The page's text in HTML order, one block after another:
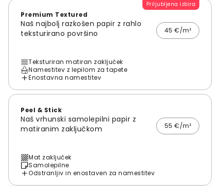
Priljubljena izbira
Premium Textured
Naš najbolj razkošen papir z rahlo
teksturirano površino
45 €/m²
Teksturiran matiran zaključek
Namestitev z lepilom za tapete
Enostavna namestitev
Peel & Stick
Naš vrhunski samolepilni papir z
matiranim zaključkom
55 €/m²
Mat zaključek
Samolepilne
Odstranljiv in enostaven za namestitev